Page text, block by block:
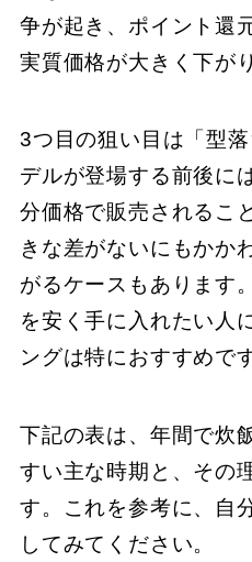
争が起き、ポイント還
実質価格が大きく下が
3つ目の狙い目は「型
デルが登場する前後に
分価格で販売されるこ
きな差がないにもかか
がるケースもあります
を安く手に入れたい人
ングは特におすすめで
下記の表は、年間で炊
すい主な時期と、その
す。これを参考に、自
してみてください。